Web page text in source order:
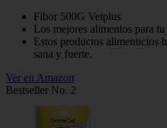
Fibor 500G Vetplus
Los mejores alimentos para tu
Estos productos alimenticios
sana y fuerte.
Ver en Amazon
Bestseller No. 2